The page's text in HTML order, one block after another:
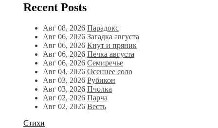
Recent Posts
Авг 08, 2026 Парадокс
Авг 06, 2026 Загадка августа
Авг 06, 2026 Кнут и пряник
Авг 06, 2026 Печка августа
Авг 06, 2026 Семиречье
Авг 04, 2026 Осеннее соло
Авг 03, 2026 Рубикон
Авг 03, 2026 Пчолка
Авг 02, 2026 Парча
Авг 02, 2026 Весть
Стихи